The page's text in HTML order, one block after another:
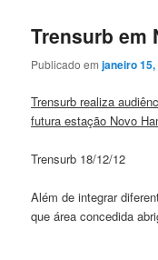
Trensurb em
Publicado emjaneiro 15,
Trensurb realiza
futura estação Novo
Trensurb 18/12/12
Além de integrar
que área concedida